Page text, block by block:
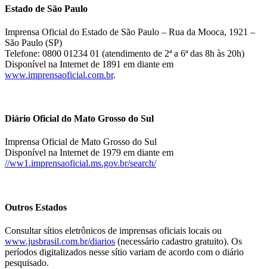
Estado de São Paulo
Imprensa Oficial do Estado de São Paulo – Rua da Mooca, 1921 –
São Paulo (SP)
Telefone: 0800 01234 01 (atendimento de 2ª a 6ª das 8h às 20h)
Disponível na Internet de 1891 em diante em
www.imprensaoficial.com.br.
Diário Oficial do Mato Grosso do Sul
Imprensa Oficial de Mato Grosso do Sul
Disponível na Internet de 1979 em diante em
//ww1.imprensaoficial.ms.gov.br/search/
Outros Estados
Consultar sítios eletrônicos de imprensas oficiais locais ou
www.jusbrasil.com.br/diarios (necessário cadastro gratuito). Os
períodos digitalizados nesse sítio variam de acordo com o diário
pesquisado.